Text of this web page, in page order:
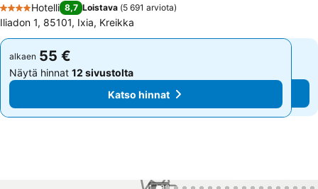
4 Tähtiluokitus
Hotelli 8,7 Loistava (5 691 arviota)
Iliadon 1, 85101, Ixia, Kreikka
alkaen 55 €
Näytä hinnat 12 sivustolta
Katso hinnat
alkaen 55 €
Näytä hinnat 12 sivustolta
Katso hinnat